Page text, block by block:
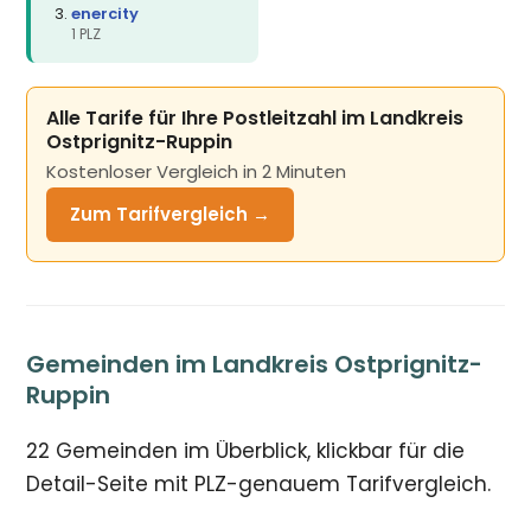
enercity
1 PLZ
Alle Tarife für Ihre Postleitzahl im Landkreis
Ostprignitz-Ruppin
Kostenloser Vergleich in 2 Minuten
Zum Tarifvergleich →
Gemeinden im Landkreis Ostprignitz-
Ruppin
22 Gemeinden im Überblick, klickbar für die
Detail-Seite mit PLZ-genauem Tarifvergleich.